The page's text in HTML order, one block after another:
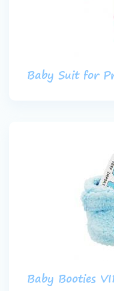
Baby Suit for
Baby Booties